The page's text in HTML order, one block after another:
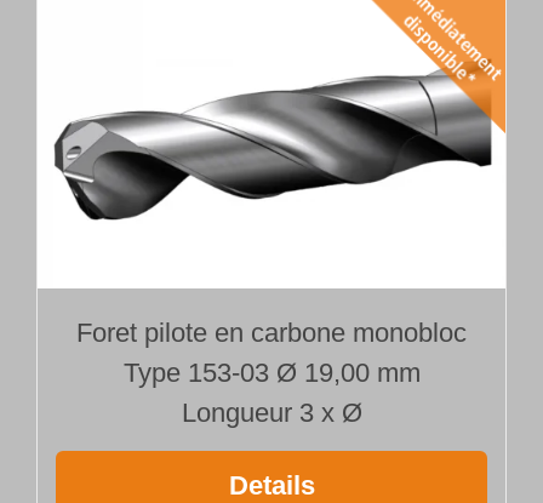
Foret pilote en carbone monobloc
Type 153-03 Ø 19,00 mm
Longueur 3 x Ø
Details